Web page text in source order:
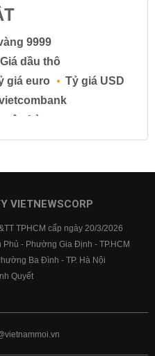
9999
Giá dầu thô
giá euro
Tỷ giá USD
hàng
tiền gửi
VIETNEWSCORP
TPHCM cấp ngày 20/3/2026
- Phường Gia Định - TP.HCM
Ba Đình - TP. Hà Nội
Quyết